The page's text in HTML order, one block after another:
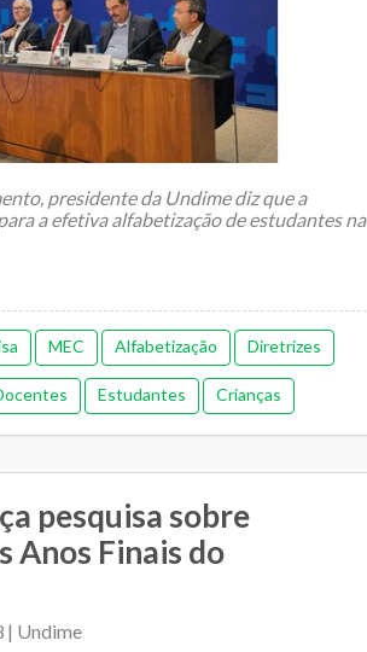
presidente da Undime diz que a
a efetiva alfabetização de estudantes na
L...
MEC Alfabetização Diretrizes
Estudantes Crianças
fundamental Pedagógica
pesquisa sobre
Anos Finais do
| Undime